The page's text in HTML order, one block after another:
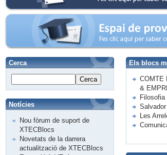
Espai de proves
Cerca
Cerca
Notícies
Nou fòrum de suport de
XTECBlocs
Novetats de la darrera
actualització de XTECBlocs
Els blocs
COMTE
&
Filosofia
Les